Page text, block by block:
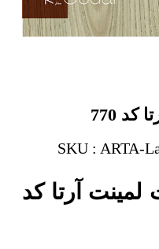
770
SKU : ARTA-
لمینت آرتا کد